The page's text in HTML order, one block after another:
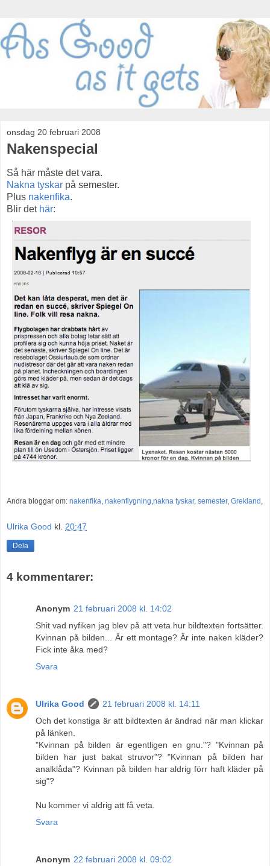
onsdag 20 februari 2008
Nakenspecial
Så här måste det vara.
Nakna tyskar på semester.
Plus nakenfika.
Blir det här:
Andra bloggar om: nakenfika, nakenflygning,nakna tyskar, semester, Grekland ,
Ulrika Good kl. 20:47
Dela
4 kommentarer:
Anonym 21 februari 2008 kl. 14:02
Shit vad nyfiken jag blev på att veta hur bildtexten fortsätter.
Kvinnan på bilden... Är ett montage? Är inte naken kläder?
Fick inte åka med?
Svara
Ulrika Good
21 februari 2008 kl. 14:11
Och det konstiga är att bildtexten är ändrad när man klickar
på länken.
"Kvinnan på bilden är egentligen en gnu."? "Kvinnan på
bilden har just bakat struvor"? "Kvinnan på bilden har
analklåda"? Kvinnan på bilden har aldrig förr haft kläder på
sig"?
Nu kommer vi aldrig att få veta.
Svara
Anonym 22 februari 2008 kl. 09:02